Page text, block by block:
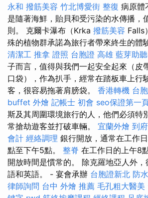
永和 撥筋美容 竹北博愛街 整復 病原體
是隨著海鮮，貽貝和受污染的水傳播，
則。 克爾卡瀑布（Krka 撥筋美容 Falls
殊的植物群承諾為旅行者帶來終生的體
清潔工 推拿 證照 台胞證 高雄 藍芽助
子而言，值得與我們一起安全起來（皮
口袋），作為扒手，經常在踏板車上行
客，很容易拖著肩膀袋。 香港轉機 台
buffet 外燴 記帳士 初會 seo保證第一
斯及其周圍環境旅行的人，他們必須特
常搶劫遊客並打破車輛。 宜蘭外燴 到
會計 經絡調理 銀行開放，通常在工作
點至下午5點。 整脊 在工作日的上午8
開放時間是慣常的。 除克羅地亞人外
語和英語。 - 宴會承辦 台胞證新北 防
律師詢問 台中 外燴 推薦 毛孔粗大醫美